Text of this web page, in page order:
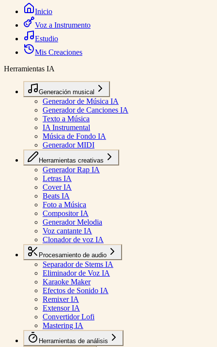
Inicio
Voz a Instrumento
Estudio
Mis Creaciones
Herramientas IA
Generación musical
Generador de Música IA
Generador de Canciones IA
Texto a Música
IA Instrumental
Música de Fondo IA
Generador MIDI
Herramientas creativas
Generador Rap IA
Letras IA
Cover IA
Beats IA
Foto a Música
Compositor IA
Generador Melodia
Voz cantante IA
Clonador de voz IA
Procesamiento de audio
Separador de Stems IA
Eliminador de Voz IA
Karaoke Maker
Efectos de Sonido IA
Remixer IA
Extensor IA
Convertidor Lofi
Mastering IA
Herramientas de análisis